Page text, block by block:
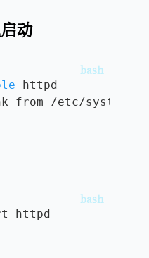
动
httpd
from /etc/
httpd